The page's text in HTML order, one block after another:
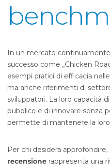
In un mercato
successo come „Chicken
esempi pratici di efficacia
ma anche riferimenti di
sviluppatori. La loro capacità
pubblico e di innovare senza
permette di mantenere la
Per chi desidera approfondire,
recensione rappresenta una